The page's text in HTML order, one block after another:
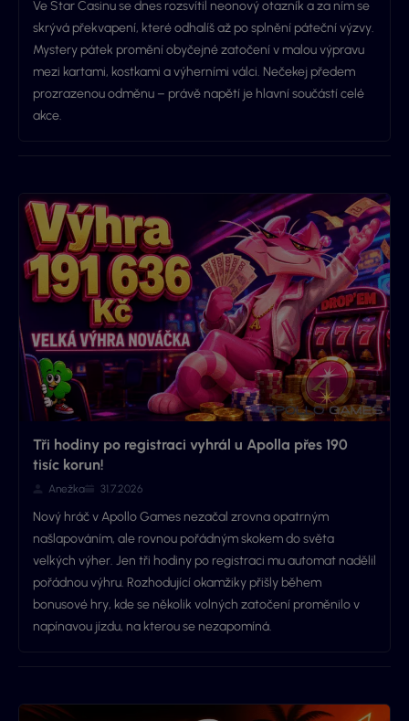
Ve Star Casinu se dnes rozsvítil neonový otazník a za ním se
skrývá překvapení, které odhalíš až po splnění páteční výzvy.
Mystery pátek promění obyčejné zatočení v malou výpravu
mezi kartami, kostkami a výherními válci. Nečekej předem
prozrazenou odměnu – právě napětí je hlavní součástí celé
akce.
Tři hodiny po registraci vyhrál u Apolla přes 190
tisíc korun!
Anežka 31.7.2026
Nový hráč v Apollo Games nezačal zrovna opatrným
našlapováním, ale rovnou pořádným skokem do světa
velkých výher. Jen tři hodiny po registraci mu automat nadělil
pořádnou výhru. Rozhodující okamžiky přišly během
bonusové hry, kde se několik volných zatočení proměnilo v
napínavou jízdu, na kterou se nezapomíná.